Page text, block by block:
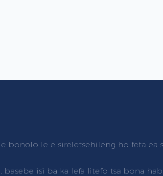
bonolo le e sireletsehileng ho feta ea
basebelisi ba ka lefa litefo tsa bona